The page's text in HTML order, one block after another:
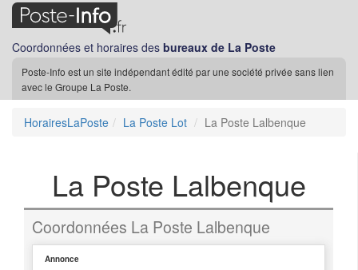
Coordonnées et horaires des bureaux de La Poste
Poste-Info est un site indépendant édité par une société privée sans lien
avec le Groupe La Poste.
HorairesLaPoste La Poste Lot La Poste Lalbenque
La Poste Lalbenque
Coordonnées La Poste Lalbenque
Annonce